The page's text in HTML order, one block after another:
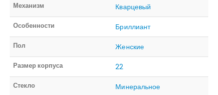
Механизм Кварцевый
Особенности Бриллиант
Пол Женские
Размер корпуса 22
Стекло Минеральное